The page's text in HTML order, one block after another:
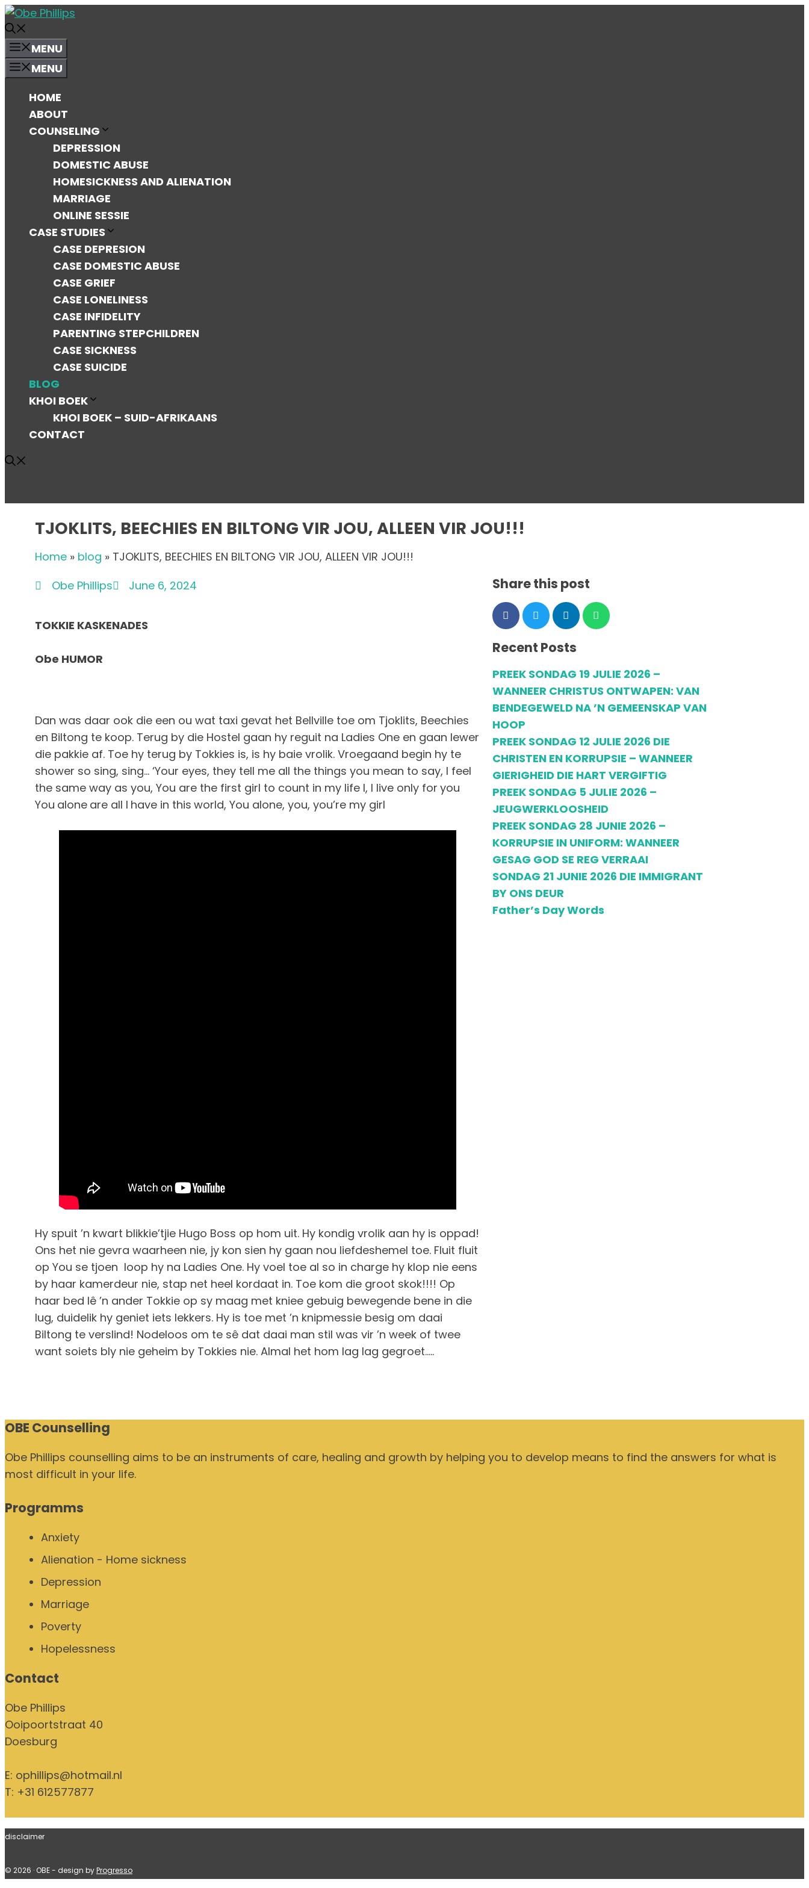
MENU
MENU
HOME
ABOUT
COUNSELING
DEPRESSION
DOMESTIC ABUSE
HOMESICKNESS AND ALIENATION
MARRIAGE
ONLINE SESSIE
CASE STUDIES
CASE DEPRESION
CASE DOMESTIC ABUSE
CASE GRIEF
CASE LONELINESS
CASE INFIDELITY
PARENTING STEPCHILDREN
CASE SICKNESS
CASE SUICIDE
BLOG
KHOI BOEK
KHOI BOEK – SUID-AFRIKAANS
CONTACT
TJOKLITS, BEECHIES EN BILTONG VIR JOU, ALLEEN VIR JOU!!!
Home » blog » TJOKLITS, BEECHIES EN BILTONG VIR JOU, ALLEEN VIR JOU!!!
Obe Phillips
June 6, 2024
TOKKIE KASKENADES
Obe HUMOR
Dan was daar ook die een ou wat taxi gevat het Bellville toe om Tjoklits, Beechies
en Biltong te koop. Terug by die Hostel gaan hy reguit na Ladies One en gaan lewer
die pakkie af. Toe hy terug by Tokkies is, is hy baie vrolik. Vroegaand begin hy te
shower so sing, sing… ‘Your eyes, they tell me all the things you mean to say, I feel
the same way as you, You are the first girl to count in my life I, I live only for you
You alone are all I have in this world, You alone, you, you’re my girl
Hy spuit ’n kwart blikkie’tjie Hugo Boss op hom uit. Hy kondig vrolik aan hy is oppad!
Ons het nie gevra waarheen nie, jy kon sien hy gaan nou liefdeshemel toe. Fluit fluit
op You se tjoen loop hy na Ladies One. Hy voel toe al so in charge hy klop nie eens
by haar kamerdeur nie, stap net heel kordaat in. Toe kom die groot skok!!!! Op
haar bed lê ’n ander Tokkie op sy maag met kniee gebuig bewegende bene in die
lug, duidelik hy geniet iets lekkers. Hy is toe met ’n knipmessie besig om daai
Biltong te verslind! Nodeloos om te sê dat daai man stil was vir ’n week of twee
want soiets bly nie geheim by Tokkies nie. Almal het hom lag lag gegroet…..
Share this post
Recent Posts
PREEK SONDAG 19 JULIE 2026 –
WANNEER CHRISTUS ONTWAPEN: VAN
BENDEGEWELD NA ’N GEMEENSKAP VAN
HOOP
PREEK SONDAG 12 JULIE 2026 DIE
CHRISTEN EN KORRUPSIE – WANNEER
GIERIGHEID DIE HART VERGIFTIG
PREEK SONDAG 5 JULIE 2026 –
JEUGWERKLOOSHEID
PREEK SONDAG 28 JUNIE 2026 –
KORRUPSIE IN UNIFORM: WANNEER
GESAG GOD SE REG VERRAAI
SONDAG 21 JUNIE 2026 DIE IMMIGRANT
BY ONS DEUR
Father’s Day Words
OBE Counselling
Obe Phillips counselling aims to be an instruments of care, healing and growth by helping you to develop means to find the answers for what is
most difficult in your life.
Programms
Anxiety
Alienation - Home sickness
Depression
Marriage
Poverty
Hopelessness
Contact
Obe Phillips
Ooipoortstraat 40
Doesburg
E: ophillips@hotmail.nl
T: +31 612577877
disclaimer
© 2026 · OBE - design byProgresso